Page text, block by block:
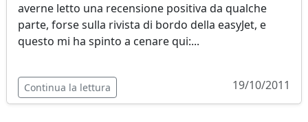
averne letto una recensione positiva da qualche
parte, forse sulla rivista di bordo della easyJet, e
questo mi ha spinto a cenare qui:...
Continua la lettura 19/10/2011